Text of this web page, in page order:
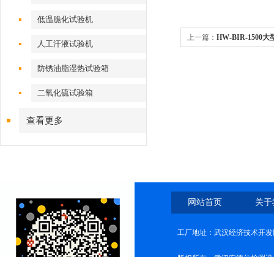
低温脆化试验机
人工汗液试验机
防锈油脂湿热试验箱
二氧化硫试验箱
查看更多
上一篇： HW-BIR-1500大
网站首页 关
工厂地址：武汉经济技术开